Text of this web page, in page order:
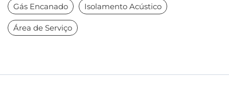
Gás Encanado Isolamento Acústico
Área de Serviço